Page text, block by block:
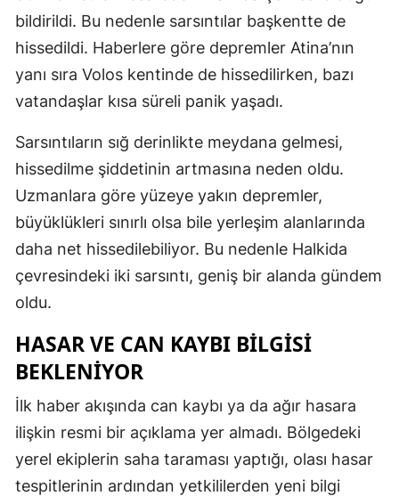
bildirildi. Bu nedenle sarsıntılar başkentte de
hissedildi. Haberlere göre depremler Atina’nın
yanı sıra Volos kentinde de hissedilirken, bazı
vatandaşlar kısa süreli panik yaşadı.
Sarsıntıların sığ derinlikte meydana gelmesi,
hissedilme şiddetinin artmasına neden oldu.
Uzmanlara göre yüzeye yakın depremler,
büyüklükleri sınırlı olsa bile yerleşim alanlarında
daha net hissedilebiliyor. Bu nedenle Halkida
çevresindeki iki sarsıntı, geniş bir alanda gündem
oldu.
HASAR VE CAN KAYBI BILGISI
BEKLENIYOR
İlk haber akışında can kaybı ya da ağır hasara
ilişkin resmi bir açıklama yer almadı. Bölgedeki
yerel ekiplerin saha taraması yaptığı, olası hasar
tespitlerinin ardından yetkililerden yeni bilgi